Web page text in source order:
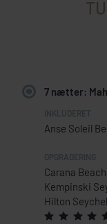
7 nætter:
Anse Soleil
Carana
Kempinski
Hilton